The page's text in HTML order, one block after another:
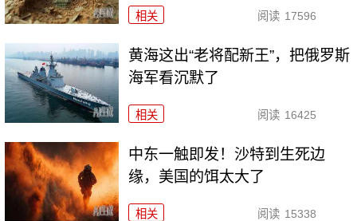
相关 阅读 17596
黄海这出“老将配新王”，把俄罗斯
海军看沉默了
相关 阅读 16425
中东一触即发！沙特到生死边
缘，美国的饵太大了
相关 阅读 15338